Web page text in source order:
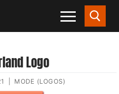
Logo
MODE (LOGOS)